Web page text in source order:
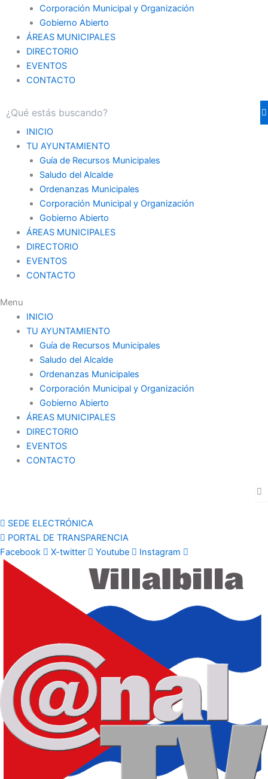
Corporación Municipal y Organización
Gobierno Abierto
ÁREAS MUNICIPALES
DIRECTORIO
EVENTOS
CONTACTO
INICIO
TU AYUNTAMIENTO
Guía de Recursos Municipales
Saludo del Alcalde
Ordenanzas Municipales
Corporación Municipal y Organización
Gobierno Abierto
ÁREAS MUNICIPALES
DIRECTORIO
EVENTOS
CONTACTO
Menu
INICIO
TU AYUNTAMIENTO
Guía de Recursos Municipales
Saludo del Alcalde
Ordenanzas Municipales
Corporación Municipal y Organización
Gobierno Abierto
ÁREAS MUNICIPALES
DIRECTORIO
EVENTOS
CONTACTO
SEDE ELECTRÓNICA
PORTAL DE TRANSPARENCIA
Facebook
X-twitter Youtube Instagram